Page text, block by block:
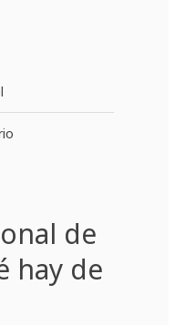
de
hay de